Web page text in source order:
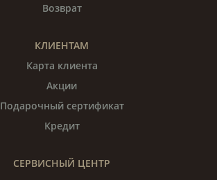
Возврат
КЛИЕНТАМ
Карта клиента
Акции
Подарочный сертификат
Кредит
СЕРВИСНЫЙ ЦЕНТР